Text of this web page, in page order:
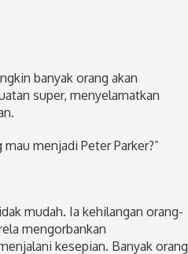
banyak orang akan
super, menyelamatkan
menjadi Peter Parker?”
mudah. Ia kehilangan orang-
mengorbankan
kesepian. Banyak orang